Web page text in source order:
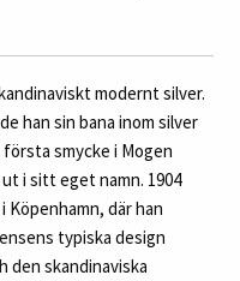
modernt silver.
han sin bana inom silver
smycke i Mogen
i sitt eget namn. 1904
Köpenhamn, där han
typiska design
den skandinaviska